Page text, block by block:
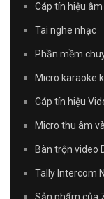
Cáp tín hiệu
Tai nghe nhạc
Phần mềm
Micro karaoke
Cáp tín hiệu
Micro thu âm
Bàn trộn video
Tally Intercom